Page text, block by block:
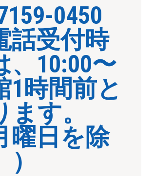
0450
話受付時
、10:00〜
1時間前と
ます。
曜日を除